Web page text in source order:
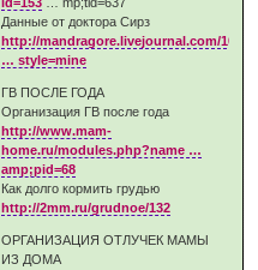
Данные от доктора Сирз
http://mandragore.livejournal.com/10266
… style=mine
ГВ ПОСЛЕ ГОДА
Организация ГВ после года
http://www.mam-
home.ru/modules.php?name …
amp;pid=68
Как долго кормить грудью
http://2mm.ru/grudnoe/132
ОРГАНИЗАЦИЯ ОТЛУЧЕК МАМЫ
ИЗ ДОМА